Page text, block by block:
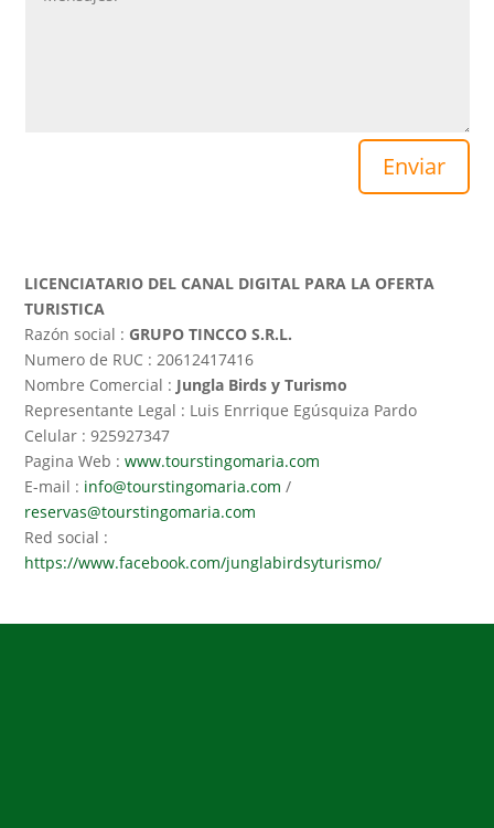
Enviar
LICENCIATARIO DEL CANAL DIGITAL PARA LA OFERTA
TURISTICA
Razón social :GRUPO TINCCO S.R.L.
Numero de RUC : 20612417416
Nombre Comercial : Jungla Birds y Turismo
Representante Legal : Luis Enrrique Egúsquiza Pardo
Celular :925927347
Pagina Web :www.tourstingomaria.com
E-mail : info@tourstingomaria.com /
reservas@tourstingomaria.com
Red social :
https://www.facebook.com/junglabirdsyturismo/